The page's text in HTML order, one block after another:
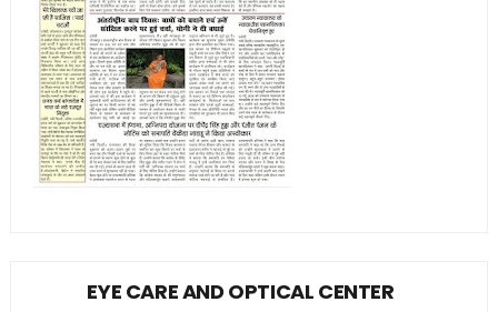
EYE CARE AND OPTICAL CENTER